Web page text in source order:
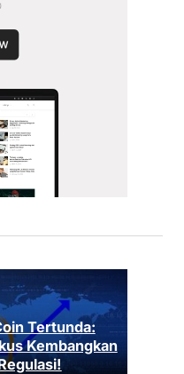
Tertunda:
Kembangkan